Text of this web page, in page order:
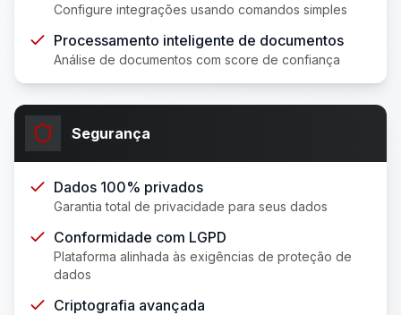
Configure integrações usando comandos simples
Processamento inteligente de documentos
Análise de documentos com score de confiança
Segurança
Dados 100% privados
Garantia total de privacidade para seus dados
Conformidade com LGPD
Plataforma alinhada às exigências de proteção de
dados
Criptografia avançada